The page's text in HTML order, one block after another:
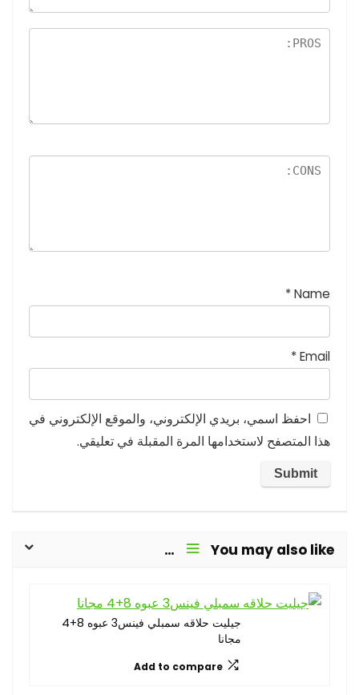
نج
Name
*
Email
*
احفظ اسمي، بريدي الإلكتروني، والموقع الإلكتروني في
هذا المتصفح لاستخدامها المرة المقبلة في تعليقي.
You may also like…
جيليت حلاقه سمبلي فينس3 عبوه 8+4
مجانا
Add to compare